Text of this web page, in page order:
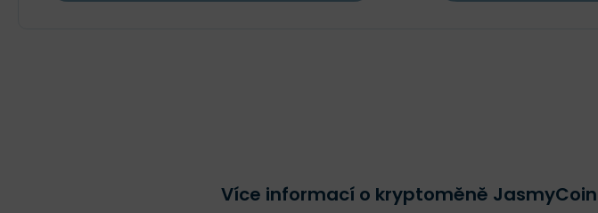
Více informací o kryptoměně JasmyCoin